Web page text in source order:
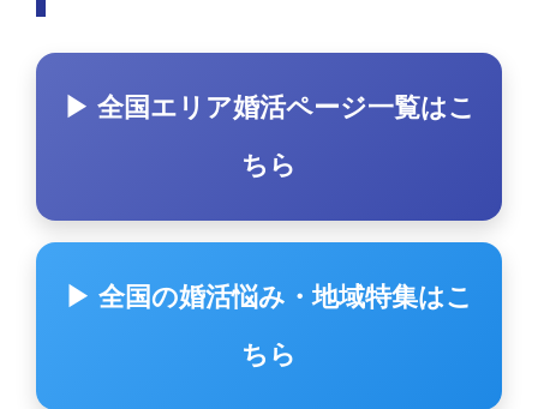
▶ 全国エリア婚活ページ一覧はこ
ちら
▶ 全国の婚活悩み・地域特集はこ
ちら